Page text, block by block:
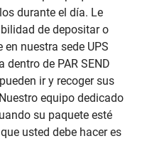
durante el día. Le
de depositar o
nuestra sede UPS
de PAR SEND
ir y recoger sus
equipo dedicado
su paquete esté
usted debe hacer es